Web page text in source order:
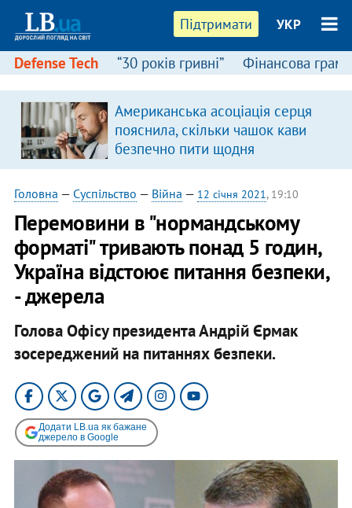
Підтримати УКР
Defense Tech “30 років гривні” Фінансова
Американська асоціація серця
пояснила, скільки чашок кави
безпечно пити щодня
Головна — Суспільство — Війна — 12 січня 2021, 19:10
Перемовини в "нормандському
форматі" тривають понад 5 годин,
Україна відстоює питання безпеки,
- джерела
Голова Офісу президента Андрій Єрмак
зосереджений на питаннях безпеки.
Додати LB.ua як бажане
джерело в Google